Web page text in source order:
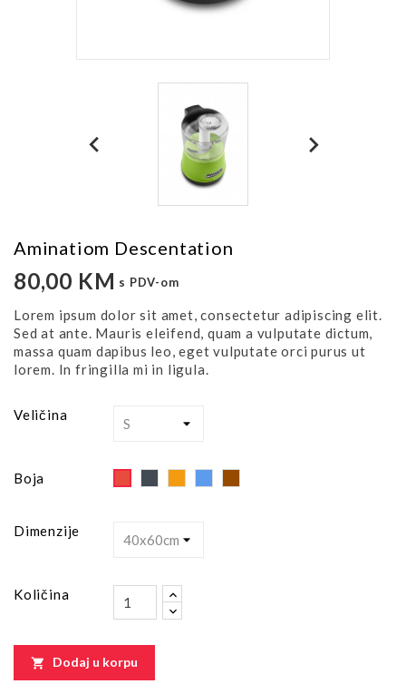
Aminatiom Descentation
80,00 KM s PDV-om
Lorem ipsum dolor sit amet, consectetur adipiscing elit.
Sed at ante. Mauris eleifend, quam a vulputate dictum,
massa quam dapibus leo, eget vulputate orci purus ut
lorem. In fringilla mi in ligula.
Veličina
Boja RedBlackOrange
BlueBrown
Dimenzije
Količina
 Dodaj u korpu